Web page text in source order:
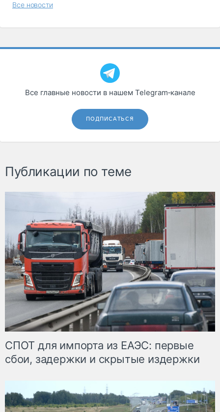
Все новости
Все главные новости в нашем Telegram‑канале
ПОДПИСАТЬСЯ
Публикации по теме
СПОТ для импорта из ЕАЭС: первые
сбои, задержки и скрытые издержки